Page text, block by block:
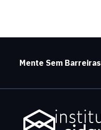
Mente Sem Barreiras